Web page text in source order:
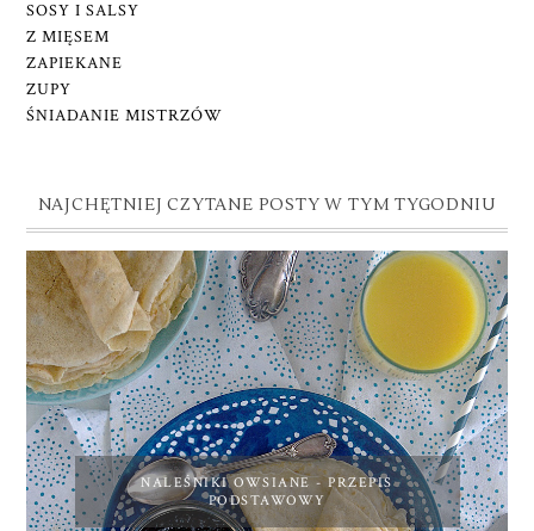
SOSY I SALSY
Z MIĘSEM
ZAPIEKANE
ZUPY
ŚNIADANIE MISTRZÓW
NAJCHĘTNIEJ CZYTANE POSTY W TYM TYGODNIU
NALEŚNIKI OWSIANE - PRZEPIS
PODSTAWOWY